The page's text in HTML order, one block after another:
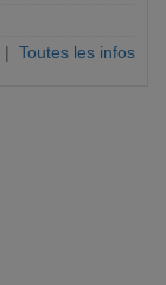
| Toutes les infos